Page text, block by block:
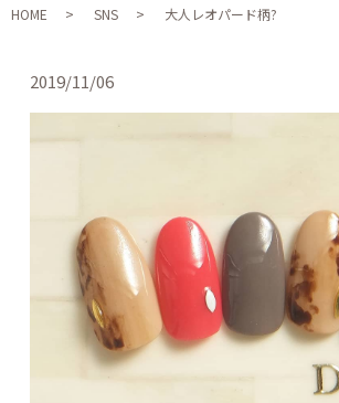
HOME SNS 大人レオパード柄?
2019/11/06